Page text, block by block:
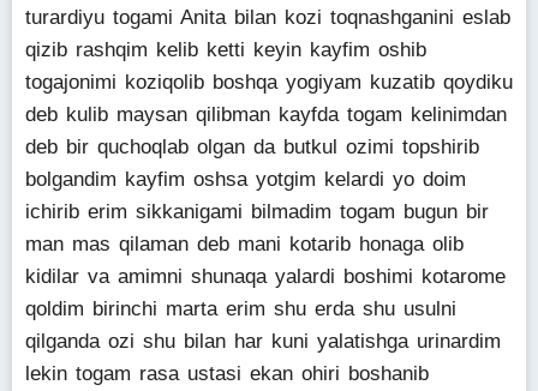
turardiyu togami Anita bilan kozi toqnashganini eslab
qizib rashqim kelib ketti keyin kayfim oshib
togajonimi koziqolib boshqa yogiyam kuzatib qoydiku
deb kulib maysan qilibman kayfda togam kelinimdan
deb bir quchoqlab olgan da butkul ozimi topshirib
bolgandim kayfim oshsa yotgim kelardi yo doim
ichirib erim sikkanigami bilmadim togam bugun bir
man mas qilaman deb mani kotarib honaga olib
kidilar va amimni shunaqa yalardi boshimi kotarome
qoldim birinchi marta erim shu erda shu usulni
qilganda ozi shu bilan har kuni yalatishga urinardim
lekin togam rasa ustasi ekan ohiri boshanib